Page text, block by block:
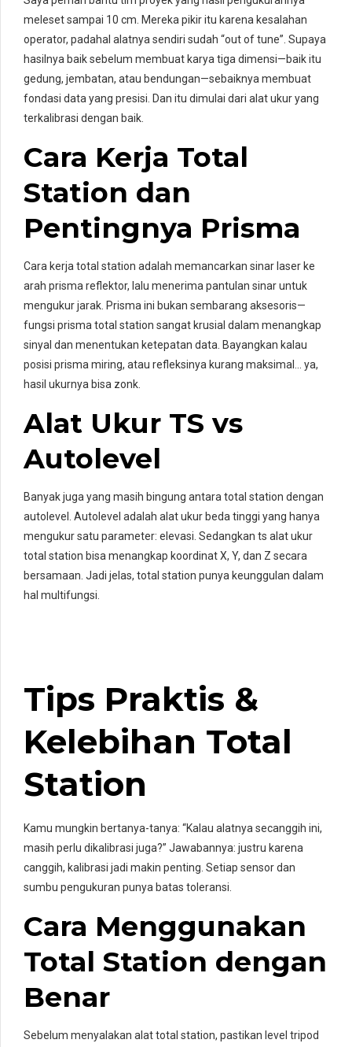
meleset sampai 10 cm. Mereka pikir itu karena kesalahan
operator, padahal alatnya sendiri sudah “out of tune”. Supaya
hasilnya baik sebelum membuat karya tiga dimensi—baik itu
gedung, jembatan, atau bendungan—sebaiknya membuat
fondasi data yang presisi. Dan itu dimulai dari alat ukur yang
terkalibrasi dengan baik.
Cara Kerja Total
Station dan
Pentingnya Prisma
Cara kerja total station adalah memancarkan sinar laser ke
arah prisma reflektor, lalu menerima pantulan sinar untuk
mengukur jarak. Prisma ini bukan sembarang aksesoris—
fungsi prisma total station sangat krusial dalam menangkap
sinyal dan menentukan ketepatan data. Bayangkan kalau
posisi prisma miring, atau refleksinya kurang maksimal… ya,
hasil ukurnya bisa zonk.
Alat Ukur TS vs
Autolevel
Banyak juga yang masih bingung antara total station dengan
autolevel. Autolevel adalah alat ukur beda tinggi yang hanya
mengukur satu parameter: elevasi. Sedangkan ts alat ukur
total station bisa menangkap koordinat X, Y, dan Z secara
bersamaan. Jadi jelas, total station punya keunggulan dalam
hal multifungsi.
Tips Praktis &
Kelebihan Total
Station
Kamu mungkin bertanya-tanya: “Kalau alatnya secanggih ini,
masih perlu dikalibrasi juga?” Jawabannya: justru karena
canggih, kalibrasi jadi makin penting. Setiap sensor dan
sumbu pengukuran punya batas toleransi.
Cara Menggunakan
Total Station dengan
Benar
Sebelum menyalakan alat total station, pastikan level tripod